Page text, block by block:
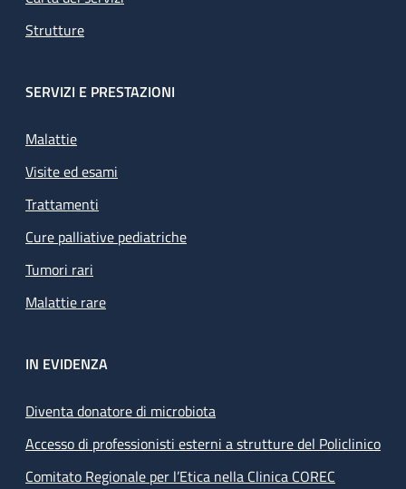
Strutture
SERVIZI E PRESTAZIONI
Malattie
Visite ed esami
Trattamenti
Cure palliative pediatriche
Tumori rari
Malattie rare
IN EVIDENZA
Diventa donatore di microbiota
Accesso di professionisti esterni a strutture del Policlinico
Comitato Regionale per l’Etica nella Clinica COREC